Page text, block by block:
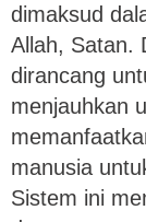
dimaksud
Allah, Satan.
dirancang
menjauhkan
manusia
Sistem ini